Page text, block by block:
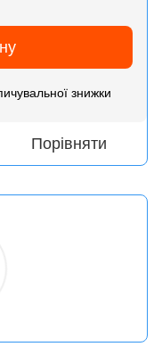
знижки
Порівняти